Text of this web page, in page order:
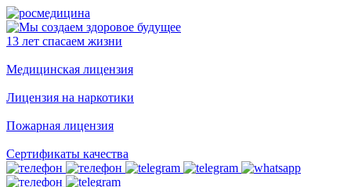
13 лет спасаем жизни
Медицинская лицензия
Лицензия на наркотики
Пожарная лицензия
Сертификаты качества